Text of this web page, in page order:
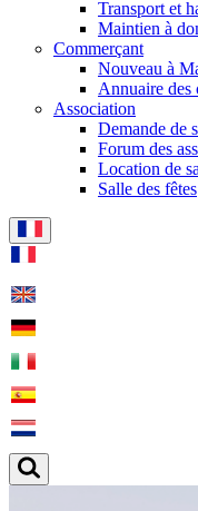
Transport et
Maintien à
Commerçant
Nouveau à
Annuaire des
Association
Demande de
Forum des
Location de
Salle des fêtes